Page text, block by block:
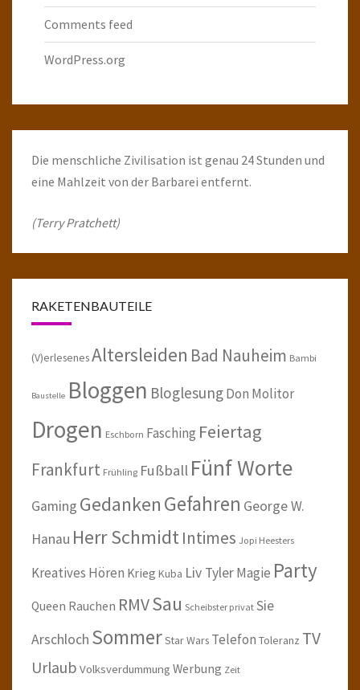
Comments feed
WordPress.org
Die menschliche Zivilisation ist genau 24 Stunden und
eine Mahlzeit von der Barbarei entfernt.
(Terry Pratchett)
RAKETENBAUTEILE
(V)erlesenesAltersleiden Bad Nauheim Bambi
Baustelle Bloggen BloglesungDon Molitor
Drogen Eschborn Fasching Feiertag
Frankfurt Frühling Fußball Fünf Worte
Gaming GedankenGefahren George W.
Hanau Herr SchmidtIntimes Jopi Heesters
Kreatives Hören Krieg Kuba Liv TylerMagie Party
Queen Rauchen RMVSau Scheibster privat Sie
Arschloch SommerStar Wars Telefon Toleranz TV
Urlaub Volksverdummung Werbung Zeit